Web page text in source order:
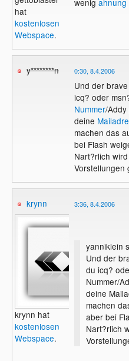
hat
kostenlosen
Webspace.
y********n 0:30, 8.4.2006
Und der
icq? oder
Nummer/Addy
deine
machen das
bei Flash
Nart?rlich
Vorstellungen
krynn
krynn hat
kostenlosen
Webspace.
3:36, 8.4.2006
yanniklein
Und der
du icq?
Nummer/
deine
machen
aber bei
Nart?rlich